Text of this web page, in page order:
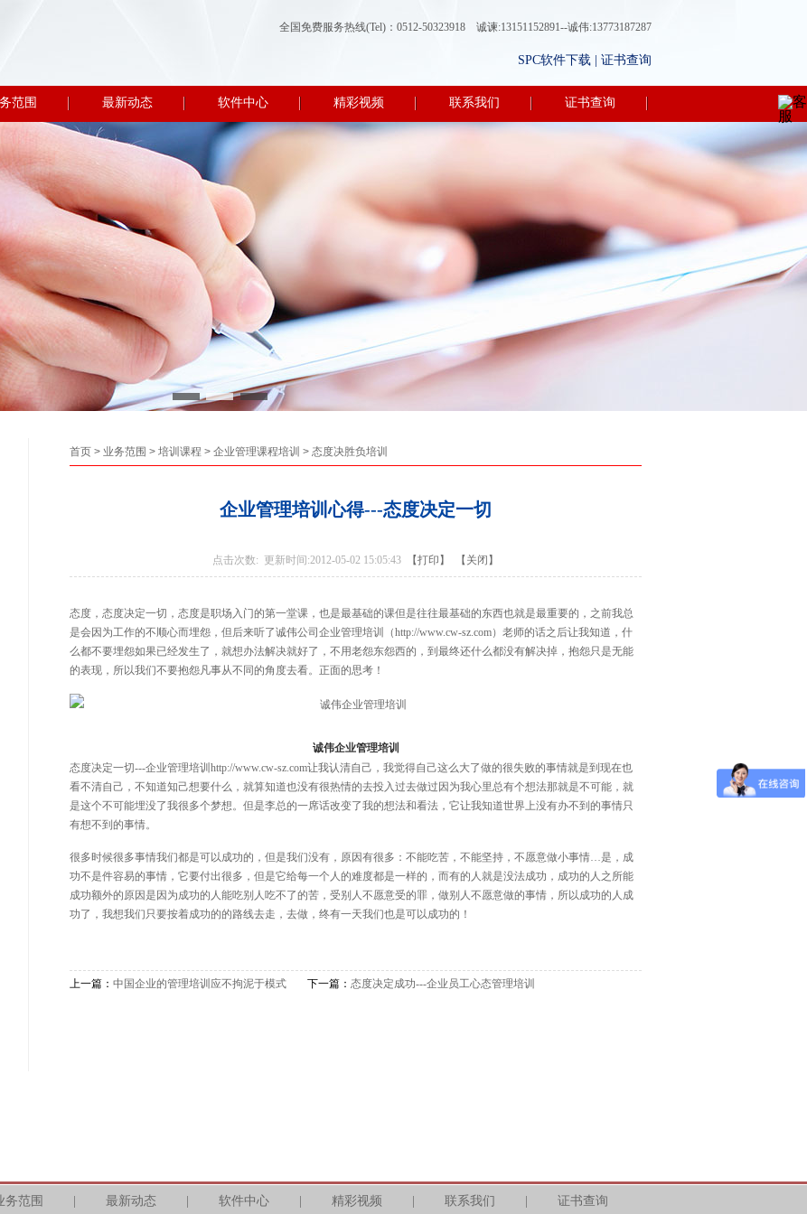
全国免费服务热线(Tel)：0512-50323918 诚谏:13151152891--诚伟:13773187287
SPC软件下载 证书查询
范围 最新动态 软件中心 精彩视频 联系我们 证书查询
首页 > 业务范围 > 培训课程 > 企业管理课程培训 > 态度决胜负培训
企业管理培训心得---态度决定一切
点击次数: 更新时间:2012-05-02 15:05:43 【打印】 【关闭】
态度，态度决定一切，态度是职场入门的第一堂课，也是最基础的课但是往往最基础的东西也就是最重要的，之前我总
是会因为工作的不顺心而埋怨，但后来听了诚伟公司 企业管理培训 （http://www.cw-sz.com）老师的话之后让我知道，什
么都不要埋怨如果已经发生了，就想办法解决就好了，不用老怨东怨西的，到最终还什么都没有解决掉，抱怨只是无能
的表现，所以我们不要抱怨凡事从不同的角度去看。正面的思考！
诚伟企业管理培训
态度决定一切---企业管理培训 http://www.cw-sz.com让我认清自己，我觉得自己这么大了做的很失败的事情就是到现在也
看不清自己，不知道知己想要什么，就算知道也没有很热情的去投入过去做过因为我心里总有个想法那就是不可能，就
是这个不可能埋没了我很多个梦想。但是李总的一席话改变了我的想法和看法，它让我知道世界上没有办不到的事情只
有想不到的事情。
很多时候很多事情我们都是可以成功的，但是我们没有，原因有很多：不能吃苦，不能坚持，不愿意做小事情…是，成
功不是件容易的事情，它要付出很多，但是它给每一个人的难度都是一样的，而有的人就是没法成功，成功的人之所能
成功额外的原因是因为成功的人能吃别人吃不了的苦，受别人不愿意受的罪，做别人不愿意做的事情，所以成功的人成
功了，我想我们只要按着成功的的路线去走，去做，终有一天我们也是可以成功的！
上一篇： 中国企业的管理培训应不拘泥于模式 下一篇： 态度决定成功---企业员工心态管理培训
务范围 最新动态 软件中心 精彩视频 联系我们 证书查询